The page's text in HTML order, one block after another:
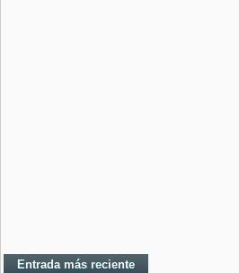
Entrada más reciente